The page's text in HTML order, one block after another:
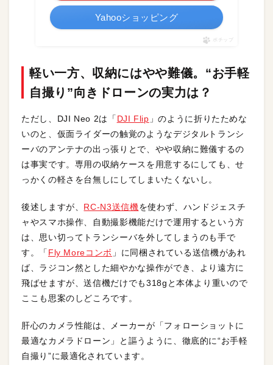
Yahooショッピング
ポチップ
軽い一方、収納にはやや難儀。“お手軽
自撮り”向きドローンの実力は？
ただし、DJI Neo 2は「 DJI Flip 」のように折りたためな
いのと、仮面ライダーの触覚のようなデジタルトランシ
ーバのアンテナの出っ張りとで、やや収納に難儀するの
は事実です。専用の収納ケースを用意するにしても、せ
っかくの軽さを台無しにしてしまいたくないし。
後述しますが、 RC-N3送信機を使わず、ハンドジェスチ
ャやスマホ操作、自動撮影機能だけで運用するという方
は、思い切ってトランシーバを外してしまうのも手で
す。「 Fly Moreコンボ 」に同梱されている送信機があれ
ば、ラジコン然とした細やかな操作ができ、より遠方に
飛ばせますが、送信機だけでも318gと本体より重いので
ここも思案のしどころです。
肝心のカメラ性能は、メーカーが「フォローショットに
最適なカメラドローン」と謳うように、徹底的に“お手軽
自撮り”に最適化されています。